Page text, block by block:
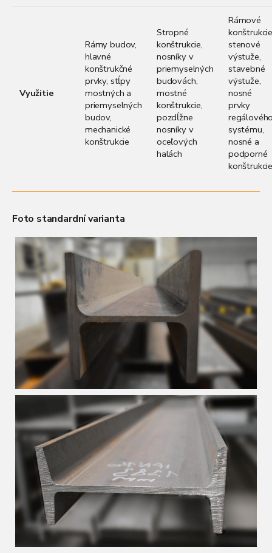
Využitie
Rámy budov,
hlavné
konštrukčné
prvky, stĺpy
mostných a
priemyselných
budov,
mechanické
konštrukcie
Stropné
konštrukcie,
nosníky v
priemyselných
budovách,
mostné
konštrukcie,
pozdĺžne
nosníky v
oceľových
halách
Rámové
stenové
výstuže,
stavebné
výstuže,
nosné
prvky
systému,
nosné a
podporné
Foto standardní varianta